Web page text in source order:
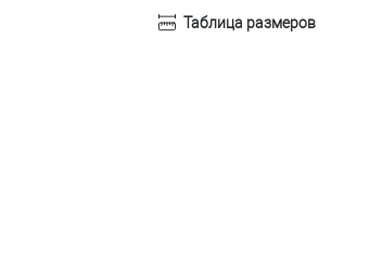
Таблица размеров